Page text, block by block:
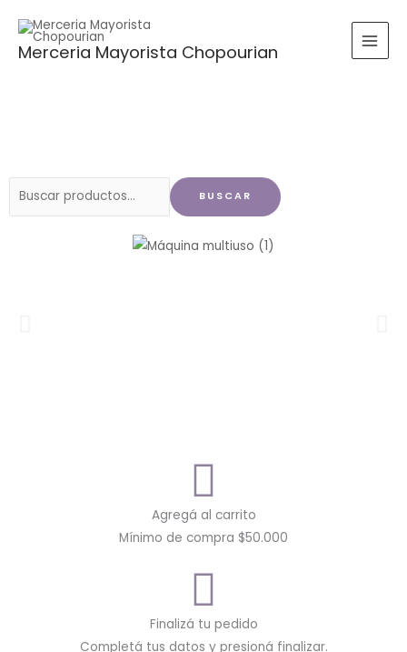
contenido
Merceria Mayorista Chopourian
Buscar
BUSCAR
Agregá al carrito
Mínimo de compra $50.000
Finalizá tu pedido
Completá tus datos y presioná finalizar.